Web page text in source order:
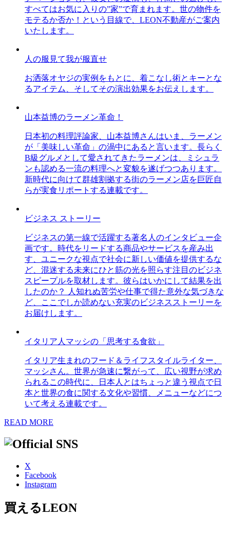
すべてはお気に入りの”家”で育まれます。世の物件を
モテるか否か！という目線で、LEON不動産がご案内
いたします。
人の服見て我が服直せ
お洒落オヤジの実例をもとに、着こなし術とキーとな
るアイテム、そしてその演出効果をお伝えします。
山本益博のラーメン革命！
日本初の料理評論家、山本益博さんはいま、ラーメン
が「美味しい革命」の渦中にあると言います。長らく
B級グルメとして愛されてきたラーメンは、ミシュラ
ンも認める一流の料理へと変貌を遂げつつあります。
新時代に向けて群雄割拠する街のラーメン店を巨匠自
らが実食リポートする連載です。
ビジネス ストーリー
ビジネスの第一線で活躍する著名人のインタビュー企
画です。時代をリードする商品やサービスを産み出
す、ユニークな視点で社会に新しい価値を提供するな
ど、混迷する未来にひと筋の光を照らす注目のビジネ
スピープルを取材します。彼らはいかにして結果を出
したのか？ 人知れぬ苦労や仕事で得た意外な気づきな
ど、ここでしか読めない充実のビジネスストーリーを
お届けします。
イタリア人マッシの「思考する食欲」
イタリア生まれのフード＆ライフスタイルライター、
マッシさん。世界が急速に繋がって、広い視野が求め
られるこの時代に、日本人とはちょっと違う視点で日
本と世界の食に関する文化や習慣、メニューなどにつ
いて考える連載です。
READ MORE
X
Facebook
Instagram
買えるLEON